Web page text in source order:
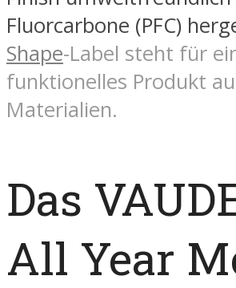
Fluorcarbone (PFC)
Shape-Label steht für
funktionelles Produkt
Materialien.
Das
All Year